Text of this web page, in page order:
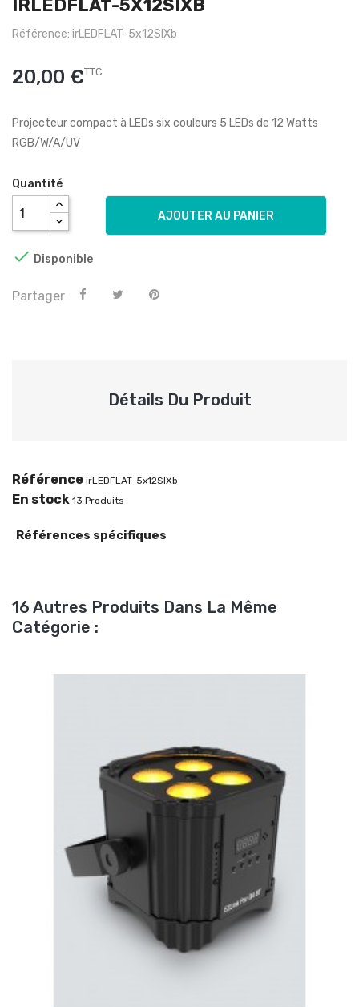
IRLEDFLAT-5X12SIXB
Référence: irLEDFLAT-5x12SIXb
20,00 €TTC
Projecteur compact à LEDs six couleurs 5 LEDs de 12 Watts
RGB/W/A/UV
Quantité
AJOUTER AU PANIER
 Disponible
Partager
Détails Du Produit
Référence irLEDFLAT-5x12SIXb
En stock 13 Produits
Références spécifiques
16 Autres Produits Dans La Même
Catégorie :